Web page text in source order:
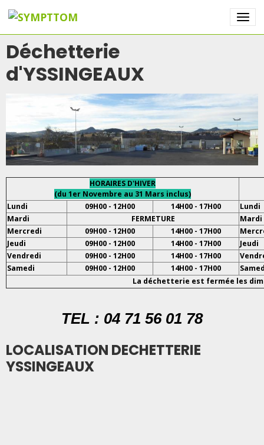
Déchetterie
d'YSSINGEAUX
HORAIRES D'HIVER
(du 1er Novembre au 31 Mars inclus)
Lundi
09H00 - 12H00 14H00 - 17H00
Lundi
Mardi
FERMETURE
Mardi
Mercredi
09H00 - 12H00 14H00 - 17H00
Jeudi
09H00 - 12H00 14H00 - 17H00
Jeudi
Vendredi
09H00 - 12H00 14H00 - 17H00
Samedi
09H00 - 12H00 14H00 - 17H00
La déchetterie est fermée les
TEL : 04 71 56 01 78
LOCALISATION DECHETTERIE
YSSINGEAUX